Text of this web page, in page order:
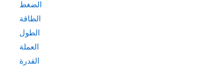
الضغط
الطاقة
الطول
العملة
القدرة